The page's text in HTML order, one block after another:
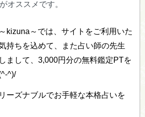
オススメです。
kizuna～では、サイトをご利用いた
持ちを込めて、また占い師の先生
まして、3,000円分の無料鑑定PTを
^)/
ーズナブルでお手軽な本格占いを